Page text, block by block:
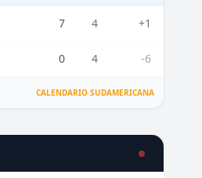
7 4 +1
0 4 -6
CALENDARIO SUDAMERICANA